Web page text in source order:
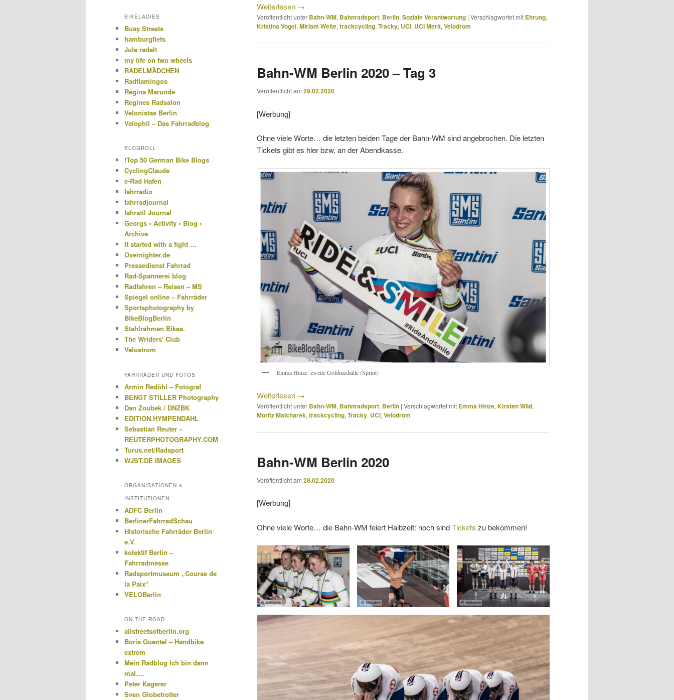
Weiterlesen →
Veröffentlicht unter Bahn-WM, Bahnradsport, Berlin, Soziale Verantwortung | Verschlagwortet mit Ehrung,
Kristina Vogel, Miriam Welte, trackcycling, Tracky, UCI, UCI Merit, Velodrom
Bahn-WM Berlin 2020 – Tag 3
Veröffentlicht am 29.02.2020
[Werbung]
Ohne viele Worte… die letzten beiden Tage der Bahn-WM sind angebrochen. Die letzten
Tickets gibt es hier bzw. an der Abendkasse.
Emma Hinze: zweite Goldmedaille (Sprint)
Weiterlesen →
Veröffentlicht unter Bahn-WM, Bahnradsport, Berlin | Verschlagwortet mit Emma Hinze, Kirsten Wild,
Moritz Malcharek, trackcycling, Tracky, UCI, Velodrom
Bahn-WM Berlin 2020
Veröffentlicht am 28.02.2020
[Werbung]
Ohne viele Worte… die Bahn-WM feiert Halbzeit: noch sindTickets zu bekommen!
BIKELADIES
Busy Streets
hamburgfiets
Jule radelt
my life on two wheels
RADELMÄDCHEN
Radflamingos
Regina Marunde
Regines Radsalon
Velonistas Berlin
Velophil – Das Fahrradblog
BLOGROLL
!Top 50 German Bike Blogs
CyclingClaude
e-Rad Hafen
fahrradio
fahrradjournal
fahrstil Journal
Georgs • Activity • Blog •
Archive
It started with a fight …
Overnighter.de
Pressedienst Fahrrad
Rad-Spannerei blog
Radfahren – Reisen – MS
Spiegel online – Fahrräder
Sportsphotography by
BikeBlogBerlin
Stahlrahmen Bikes.
The Wriders' Club
Velostrom
FAHRRÄDER UND FOTOS
Armin Redöhl – Fotograf
BENGT STILLER Photography
Dan Zoubek / DNZBK
EDITION.HYMPENDAHL
Sebastian Reuter –
REUTERPHOTOGRAPHY.COM
Turus.net/Radsport
WJST.DE IMAGES
ORGANISATIONEN &
INSTITUTIONEN
ADFC Berlin
BerlinerFahrradSchau
Historische Fahrräder Berlin
e.V.
kolektif Berlin –
Fahrradmesse
Radsportmuseum „Course de
la Paix“
VELOBerlin
ON THE ROAD
allstreetsofberlin.org
Boris Guentel – Handbike
extrem
Mein Radblog Ich bin dann
mal….
Peter Kagerer
Sven Globetrotter